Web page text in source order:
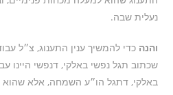
נעלית שבה.
והנהכדי להמשיך ענין התענוג, צ״ל
שכתוב תגל נפשי באלקי, דנפשי היינו
באלקי, דתגל הו״ע השמחה, אלא שהוא